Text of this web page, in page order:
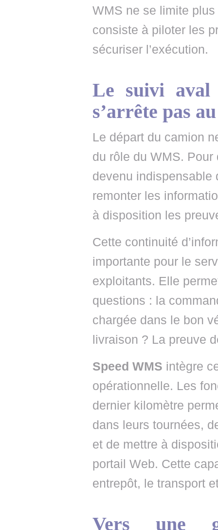
WMS ne se limite
consiste à piloter les
sécuriser l’exécution.
Le suivi
s’arrête pas
Le départ du camion
du rôle du WMS.
devenu indispensable
remonter les
à disposition les
Cette continuité
importante pour le
exploitants. Elle
questions : la
chargée dans le bon
livraison ? La preuve
Speed WMS intègre
opérationnelle. Les
dernier kilomètre
dans leurs tournées,
et de mettre à
portail Web. Cette
entrepôt, le transport
Vers une